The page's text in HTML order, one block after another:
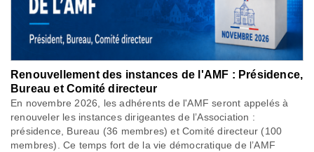
Renouvellement des instances de l'AMF : Présidence,
Bureau et Comité directeur
En novembre 2026, les adhérents de l'AMF seront appelés à
renouveler les instances dirigeantes de l’Association :
présidence, Bureau (36 membres) et Comité directeur (100
membres). Ce temps fort de la vie démocratique de l’AMF